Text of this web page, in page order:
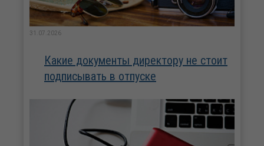
31.07.2026
Какие документы директору не стоит
подписывать в отпуске